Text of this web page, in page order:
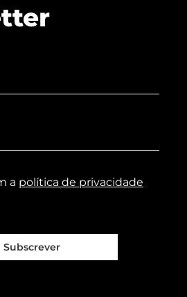
a política de privacidade
Subscrever